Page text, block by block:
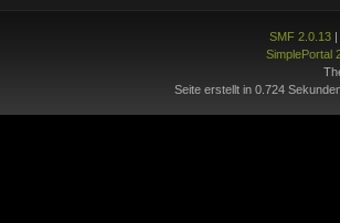
SMF 2.0.13|
SimplePortal
Seite erstellt in 0.724